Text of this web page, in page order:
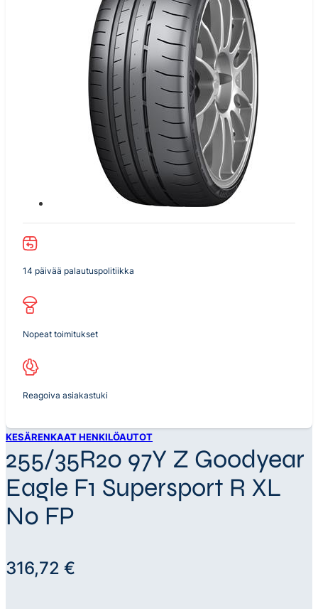
14 päivää palautuspolitiikka
Nopeat toimitukset
Reagoiva asiakastuki
KESÄRENKAAT HENKILÖAUTOT
255/35R20 97Y Z Goodyear
Eagle F1 Supersport R XL
N0 FP
316,72 €